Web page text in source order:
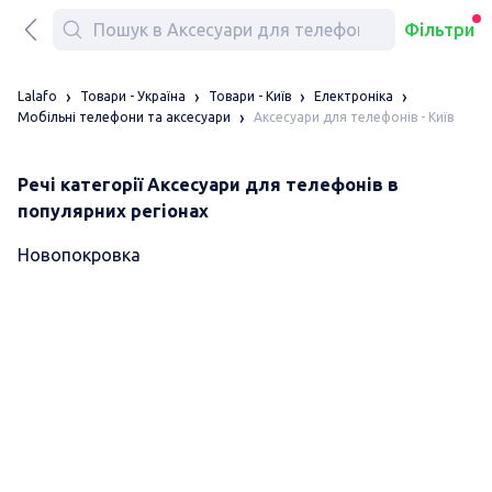
Фільтри
Lalafo Товари - Україна Товари - Київ
Електроніка
Мобільні телефони та аксесуари
Аксесуари для телефонів - Київ
Речі категорії Аксесуари для телефонів в
популярних регіонах
Новопокровка